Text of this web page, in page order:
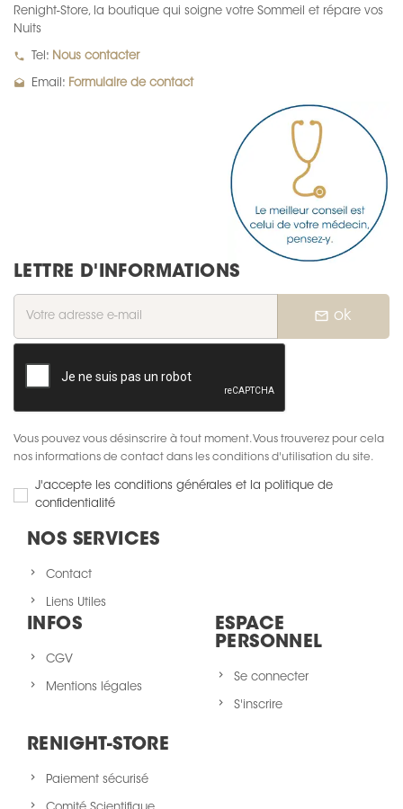
Renight-Store, la boutique qui soigne votre Sommeil et répare vos
Nuits
local_phone Tel: Nous contacter
drafts Email: Formulaire de contact
LETTRE D'INFORMATIONS
mail_outline ok
Vous pouvez vous désinscrire à tout moment. Vous trouverez pour cela
nos informations de contact dans les conditions d'utilisation du site.
J'accepte les conditions générales et la politique de
confidentialité
NOS SERVICES
Contact
Liens Utiles
INFOS
CGV
Mentions légales
ESPACE
PERSONNEL
Se connecter
S'inscrire
RENIGHT-STORE
Paiement sécurisé